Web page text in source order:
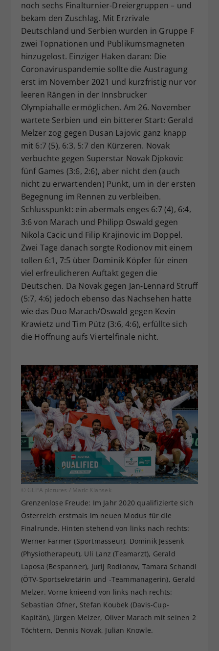
noch sechs Finalturnier-Dreiergruppen – und
bekam den Zuschlag. Mit Erzrivale
Deutschland und Serbien wurden in Gruppe F
zwei Topnationen und Publikumsmagneten
hinzugelost. Einziger Haken daran: Die
Coronaviruspandemie sollte die Austragung
erst im November 2021 und kurzfristig nur vor
leeren Rängen in der Innsbrucker
Olympiahalle ermöglichen. Am 26. November
wartete Serbien und ein bitterer Start: Gerald
Melzer zog gegen Dusan Lajovic ganz knapp
mit 6:7 (5), 6:3, 5:7 den Kürzeren. Novak
verbuchte gegen Superstar Novak Djokovic
fünf Games (3:6, 2:6), aber nicht den (auch
nicht zu erwartenden) Punkt, um in der ersten
Begegnung im Rennen zu verbleiben.
Schlusspunkt: ein abermals enges 6:7 (4), 6:4,
3:6 von Marach und Philipp Oswald gegen
Nikola Cacic und Filip Krajinovic im Doppel.
Zwei Tage danach sorgte Rodionov mit einem
tollen 6:1, 7:5 über Dominik Köpfer für einen
viel erfreulicheren Auftakt gegen die
Deutschen. Da Novak gegen Jan-Lennard Struff
(5:7, 4:6) jedoch ebenso das Nachsehen hatte
wie das Duo Marach/Oswald gegen Kevin
Krawietz und Tim Pütz (3:6, 4:6), erfüllte sich
die Hoffnung aufs Viertelfinale nicht.
© GEPA pictures / Matic Klansek
Grenzenlose Freude: Im Jahr 2020 qualifizierte sich
Österreich erstmals im neuen Modus für die
Finalrunde. Hinten stehend von links nach rechts:
Werner Farmer (Sportmasseur), Dominik Jessenk
(Physiotherapeut), Uli Lanz (Teamarzt), Gerald
Laposa (Bespanner), Jurij Rodionov, Tamara Schandl
(ÖTV-Sportsekretärin und -Teammanagerin), Gerald
Melzer. Vorne knieend von links nach rechts:
Sebastian Ofner, Stefan Koubek (Davis-Cup-
Kapitän), Jürgen Melzer, Oliver Marach mit seinen 2
Töchtern, Dennis Novak, Julian Knowle.